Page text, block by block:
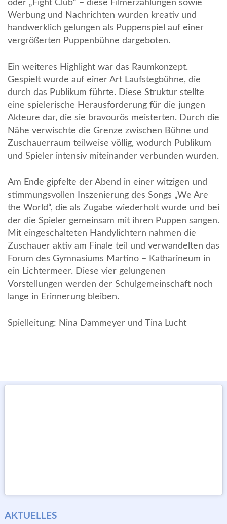
oder „Fight Club“ – diese Filmerzählungen sowie
Werbung und Nachrichten wurden kreativ und
handwerklich gelungen als Puppenspiel auf einer
vergrößerten Puppenbühne dargeboten.
Ein weiteres Highlight war das Raumkonzept.
Gespielt wurde auf einer Art Laufstegbühne, die
durch das Publikum führte. Diese Struktur stellte
eine spielerische Herausforderung für die jungen
Akteure dar, die sie bravourös meisterten. Durch die
Nähe verwischte die Grenze zwischen Bühne und
Zuschauerraum teilweise völlig, wodurch Publikum
und Spieler intensiv miteinander verbunden wurden.
Am Ende gipfelte der Abend in einer witzigen und
stimmungsvollen Inszenierung des Songs „We Are
the World“, die als Zugabe wiederholt wurde und bei
der die Spieler gemeinsam mit ihren Puppen sangen.
Mit eingeschalteten Handylichtern nahmen die
Zuschauer aktiv am Finale teil und verwandelten das
Forum des Gymnasiums Martino – Katharineum in
ein Lichtermeer. Diese vier gelungenen
Vorstellungen werden der Schulgemeinschaft noch
lange in Erinnerung bleiben.
Spielleitung: Nina Dammeyer und Tina Lucht
AKTUELLES